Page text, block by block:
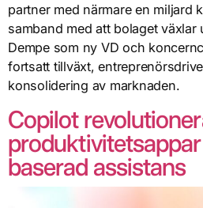
partner med närmare en miljard
samband med att bolaget
Dempe som ny VD och
fortsatt tillväxt,
konsolidering av marknaden.
Copilot
baserad assistans